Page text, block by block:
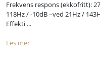
Frekvens respons (ekkofritt):
118Hz / -10dB –ved 21Hz /
Effekti ...
Les mer